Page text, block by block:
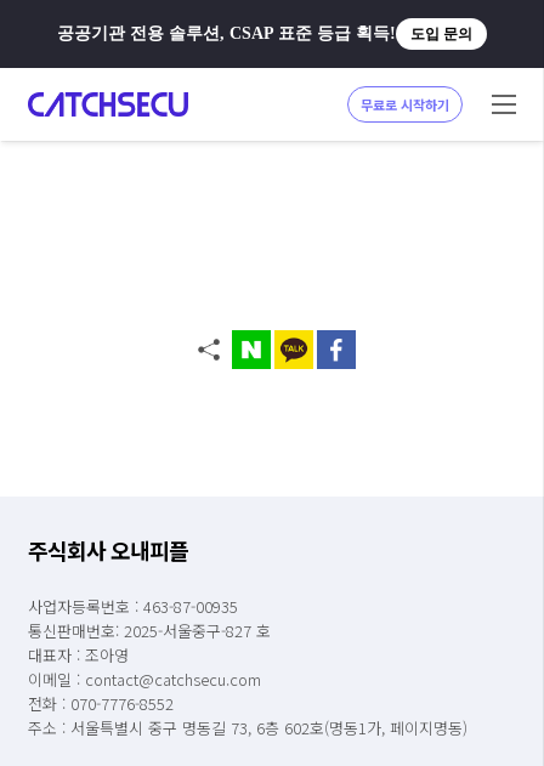
공공기관 전용 솔루션, CSAP 표준 등급 획득! 도입 문의
무료로 시작하기
주식회사 오내피플
사업자등록번호 : 463-87-00935
통신판매번호: 2025-서울중구-827 호
대표자 : 조아영
이메일 : contact@catchsecu.com
전화 : 070-7776-8552
주소 : 서울특별시 중구 명동길 73, 6층 602호(명동1가, 페이지명동)